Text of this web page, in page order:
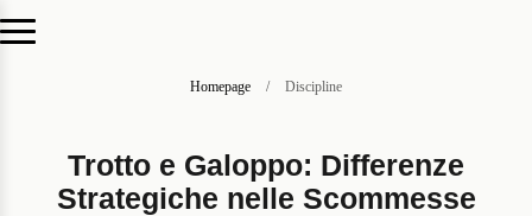
Homepage / Discipline
Trotto e Galoppo: Differenze
Strategiche nelle Scommesse